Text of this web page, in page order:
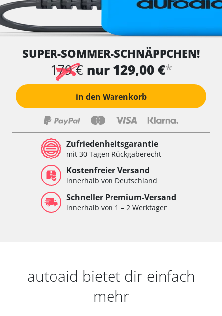
SUPER-SOMMER-SCHNÄPPCHEN!
179 € nur 129,00 €*
in den Warenkorb
Zufriedenheitsgarantie
mit 30 Tagen Rückgaberecht
Kostenfreier Versand
innerhalb von Deutschland
Schneller Premium-Versand
innerhalb von 1 – 2 Werktagen
autoaid bietet dir einfach
mehr